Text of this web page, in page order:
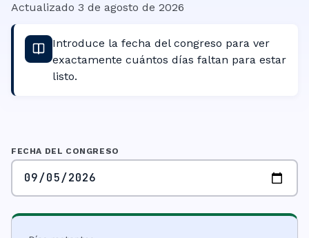
Actualizado 3 de agosto de 2026
Introduce la fecha del congreso para ver
exactamente cuántos días faltan para estar
listo.
FECHA DEL CONGRESO